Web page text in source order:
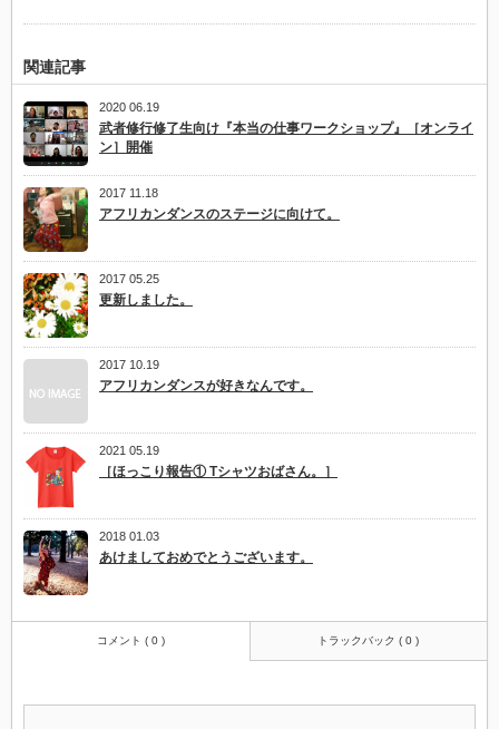
関連記事
2020 06.19
武者修行修了生向け『本当の仕事ワークショップ』［オンライ
ン］開催
2017 11.18
アフリカンダンスのステージに向けて。
2017 05.25
更新しました。
2017 10.19
アフリカンダンスが好きなんです。
2021 05.19
［ほっこり報告① Tシャツおばさん。］
2018 01.03
あけましておめでとうございます。
コメント ( 0 ) トラックバック ( 0 )